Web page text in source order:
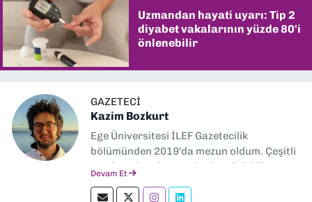
Uzmandan hayati uyarı: Tip 2
diyabet vakalarının yüzde 80'i
önlenebilir
GAZETECI
Kazim Bozkurt
Ege Üniversitesi İLEF Gazetecilik
bölümünden 2019'da mezun oldum. Çeşitli
yerel ve ulusal gazetelerde editörlük,
okumayı severim.
Devam Et